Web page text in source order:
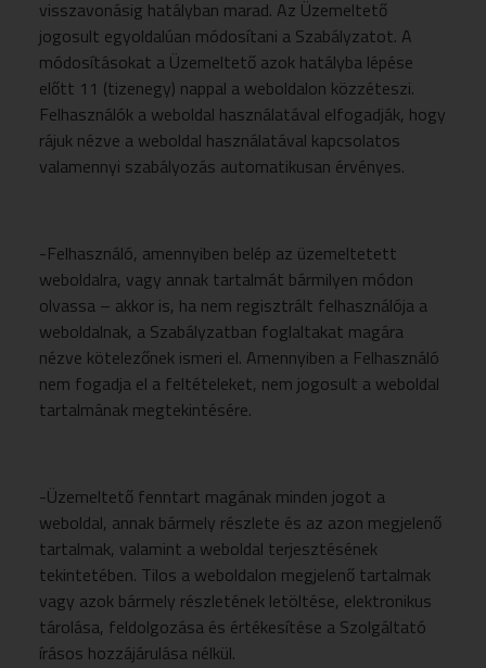
visszavonásig hatályban marad. Az Üzemeltető
jogosult egyoldalúan módosítani a Szabályzatot. A
módosításokat a Üzemeltető azok hatályba lépése
előtt 11 (tizenegy) nappal a weboldalon közzéteszi.
Felhasználók a weboldal használatával elfogadják, hogy
rájuk nézve a weboldal használatával kapcsolatos
valamennyi szabályozás automatikusan érvényes.
-Felhasználó, amennyiben belép az üzemeltetett
weboldalra, vagy annak tartalmát bármilyen módon
olvassa – akkor is, ha nem regisztrált felhasználója a
weboldalnak, a Szabályzatban foglaltakat magára
nézve kötelezőnek ismeri el. Amennyiben a Felhasználó
nem fogadja el a feltételeket, nem jogosult a weboldal
tartalmának megtekintésére.
-Üzemeltető fenntart magának minden jogot a
weboldal, annak bármely részlete és az azon megjelenő
tartalmak, valamint a weboldal terjesztésének
tekintetében. Tilos a weboldalon megjelenő tartalmak
vagy azok bármely részletének letöltése, elektronikus
tárolása, feldolgozása és értékesítése a Szolgáltató
írásos hozzájárulása nélkül.